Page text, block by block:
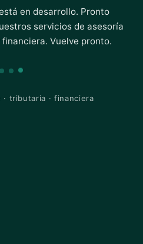
en desarrollo. Pronto
servicios de asesoría
Vuelve pronto.
tributaria · financiera